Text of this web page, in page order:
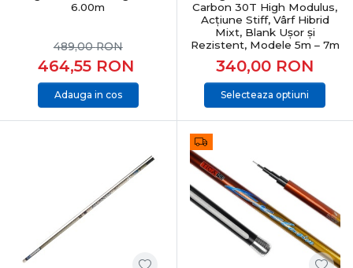
6.00m
464,55 RON
489,00RON
Adauga in cos
Carbon 30T High Modulus,
Acțiune Stiff, Vârf Hibrid
Mixt, Blank Ușor și
Rezistent, Modele 5m – 7m
340,00 RON
Selecteaza optiuni